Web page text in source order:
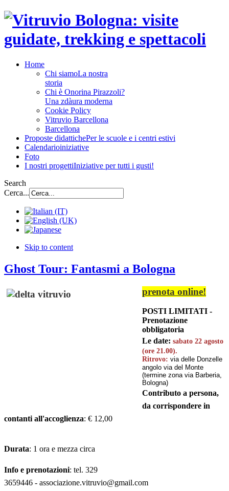
Home
Chi siamoLa nostra
storia
Chi è Onorina Pirazzoli?
Una zdàura moderna
Cookie Policy
Vitruvio Barcellona
Barcellona
Proposte didattichePer le scuole e i centri estivi
Calendarioiniziative
Foto
I nostri progettiIniziative per tutti i gusti!
Search
Cerca...
Skip to content
Ghost Tour: Fantasmi a Bologna
prenota online!
POSTI LIMITATI -
Prenotazione
obbligatoria
Le date: sabato 22 agosto
(ore 21.00).
Ritrovo: via delle Donzelle
angolo via del Monte
(termine zona via Barberia,
Bologna)
Contributo a persona,
da corrispondere in
contanti all'accoglienza: € 12,00
Durata: 1 ora e mezza circa
Info e prenotazioni: tel. 329
3659446 - associazione.vitruvio@gmail.com